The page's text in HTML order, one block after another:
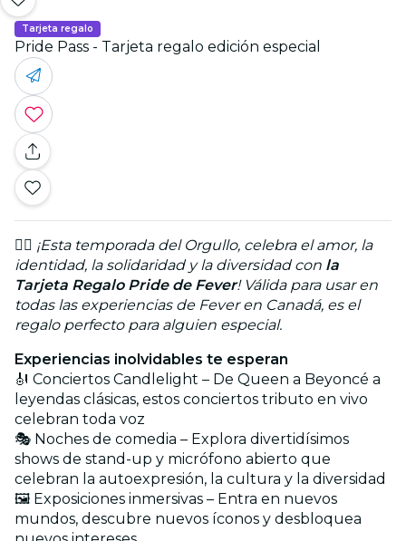
Tarjeta regalo
Pride Pass - Tarjeta regalo edición especial
🏳️‍🌈 ¡Esta temporada del Orgullo, celebra el amor, la
identidad, la solidaridad y la diversidad con la
Tarjeta Regalo Pride de Fever! Válida para usar en
todas las experiencias de Fever en Canadá, es el
regalo perfecto para alguien especial.
Experiencias inolvidables te esperan
🎻 Conciertos Candlelight – De Queen a Beyoncé a
leyendas clásicas, estos conciertos tributo en vivo
celebran toda voz
🎭 Noches de comedia – Explora divertidísimos
shows de stand-up y micrófono abierto que
celebran la autoexpresión, la cultura y la diversidad
🖼️ Exposiciones inmersivas – Entra en nuevos
mundos, descubre nuevos íconos y desbloquea